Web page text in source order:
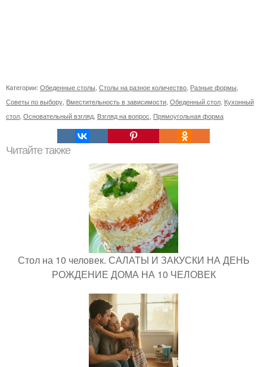
Категории: Обеденные столы Столы на разное количество Разные формы
Советы по выбору Вместительность в зависимости Обеденный стол Кухонный
стол Основательный взгляд Взгляд на вопрос Прямоугольная форма
Читайте также
Стол на 10 человек. САЛАТЫ И ЗАКУСКИ НА ДЕНЬ
РОЖДЕНИЕ ДОМА НА 10 ЧЕЛОВЕК